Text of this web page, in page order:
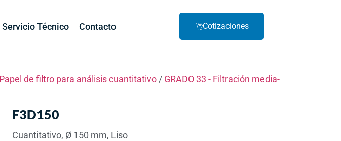
Servicio Técnico Contacto Cotizaciones
Papel de filtro para análisis cuantitativo / GRADO 33 - Filtración media-
F3D150
Cuantitativo, Ø 150 mm, Liso